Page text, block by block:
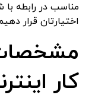
مناسب در رابطه با
اختیارتان قرار
کار